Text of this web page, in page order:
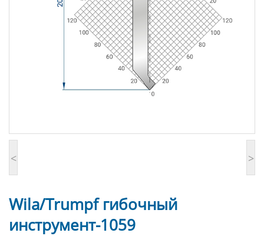
< >
Wila/Trumpf гибочный
инструмент-1059